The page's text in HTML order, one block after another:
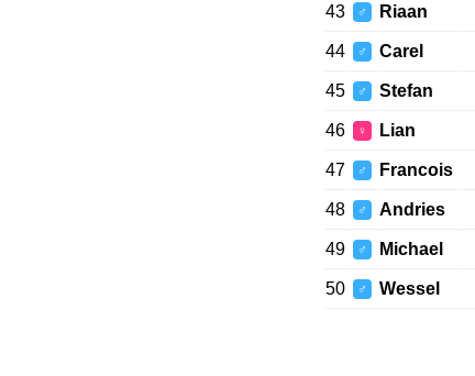
43 ♂ Riaan
44 ♂ Carel
45 ♂ Stefan
46 ♀ Lian
47 ♂ Francois
48 ♂ Andries
49 ♂ Michael
50 ♂ Wessel